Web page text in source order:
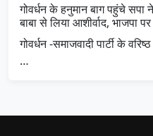
गोवर्धन के हनुमान बाग पहुंचे सपा
बाबा से लिया आशीर्वाद, भाजपा
गोवर्धन -समाजवादी पार्टी के
…